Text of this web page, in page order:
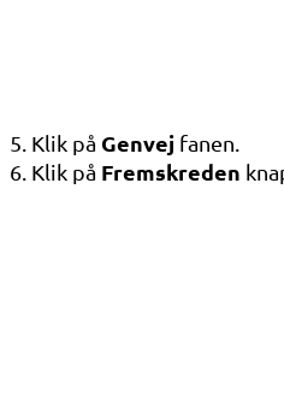
5. Klik på Genvej fanen.
6. Klik på Fremskreden